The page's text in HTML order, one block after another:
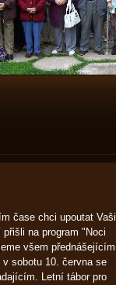
čase chci upoutat Vaši
na program "Noci
všem přednášejícím
sobotu 10. června se
Letní tábor pro